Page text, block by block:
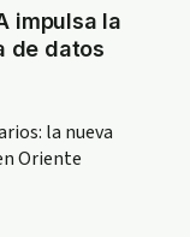
impulsa la
de datos